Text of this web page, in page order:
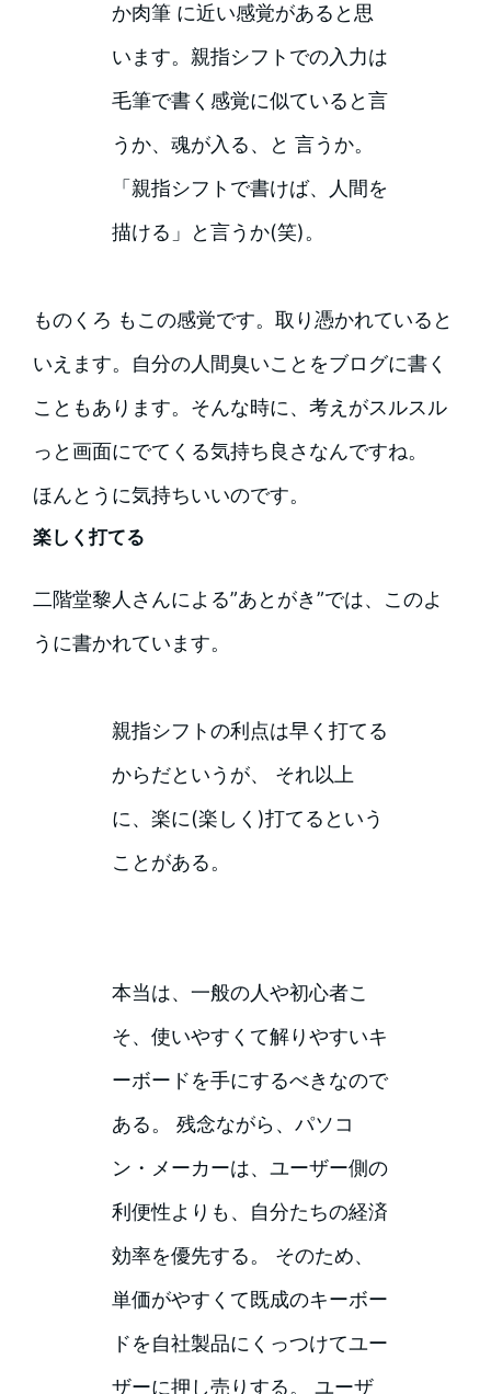
か肉筆 に近い感覚があると思
います。親指シフトでの入力は
毛筆で書く感覚に似ていると言
うか、魂が入る、と 言うか。
「親指シフトで書けば、人間を
描ける」と言うか(笑)。
ものくろ もこの感覚です。取り憑かれていると
いえます。自分の人間臭いことをブログに書く
こともあります。そんな時に、考えがスルスル
っと画面にでてくる気持ち良さなんですね。
ほんとうに気持ちいいのです。
楽しく打てる
二階堂黎人さんによる”あとがき”では、このよ
うに書かれています。
親指シフトの利点は早く打てる
からだというが、 それ以上
に、楽に(楽しく)打てるという
ことがある。
本当は、一般の人や初心者こ
そ、使いやすくて解りやすいキ
ーボードを手にするべきなので
ある。 残念ながら、パソコ
ン・メーカーは、ユーザー側の
利便性よりも、自分たちの経済
効率を優先する。 そのため、
単価がやすくて既成のキーボー
ドを自社製品にくっつけてユー
ザーに押し売りする。 ユーザ